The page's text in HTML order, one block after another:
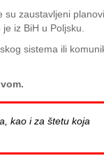
su zaustavljeni
iz BiH u Poljsku.
sistema ili
kao i za štetu koja